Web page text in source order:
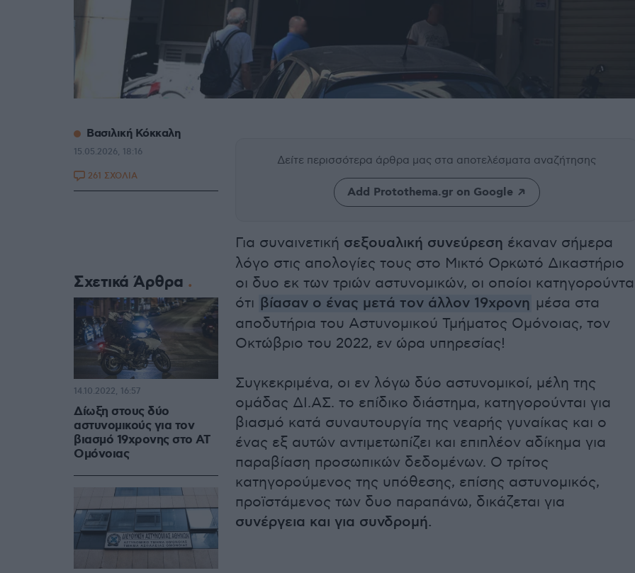
Δείτε περισσότερα άρθρα μας στα αποτελέσματα αναζήτησης
Add Protothema.gr on Google
Για συναινετική σεξουαλική συνεύρεση έκαναν σήμερα
λόγο στις απολογίες τους στο Μικτό Ορκωτό Δικαστήριο
οι δυο εκ των τριών αστυνομικών, οι οποίοι
ότι βίασαν ο ένας μετά τον άλλον 19χρονη μέσα στα
αποδυτήρια του Αστυνομικού Τμήματος Ομόνοιας, τον
Οκτώβριο του 2022, εν ώρα υπηρεσίας!
Συγκεκριμένα, οι εν λόγω δύο αστυνομικοί, μέλη της
ομάδας ΔΙ.ΑΣ. το επίδικο διάστημα, κατηγορούνται για
βιασμό κατά συναυτουργία της νεαρής γυναίκας και ο
ένας εξ αυτών αντιμετωπίζει και επιπλέον αδίκημα για
παραβίαση προσωπικών δεδομένων. Ο τρίτος
κατηγορούμενος της υπόθεσης, επίσης αστυνομικός,
προϊστάμενος των δυο παραπάνω, δικάζεται για
συνέργεια και για συνδρομή.
Βασιλική Κόκκαλη
15.05.2026, 18:16
261 ΣΧΟΛΙΑ
Σχετικά Άρθρα
Δίωξη στους δύο
αστυνομικούς για τον
βιασμό 19χρονης στο ΑΤ
Ομόνοιας
14.10.2022, 16:57